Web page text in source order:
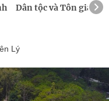
Dân tộc và Tôn giáo
Lý